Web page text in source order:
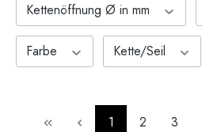
Kettenöffnung Ø in mm
Farbe Kette/Seil
Seite
1 Seite
2 Seite
3